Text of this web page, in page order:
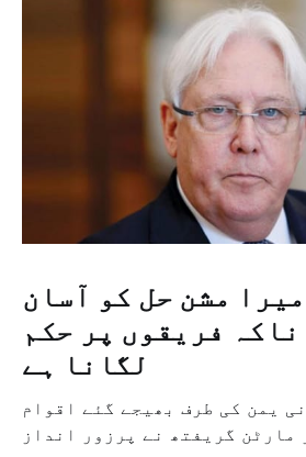
مشن حل کو آسان
ناکہ فریقوں پر حکم
لگانا ہے
یمن کی طرف بھیجے گئے اقوام
مارٹن گریفتھ نے پرزور انداز